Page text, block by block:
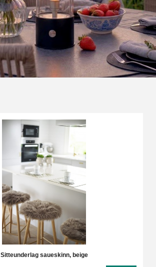
Sitteunderlag saueskinn, beige